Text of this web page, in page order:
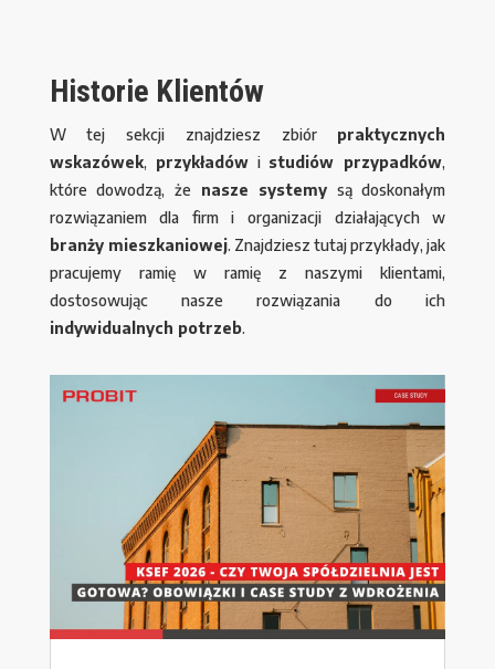
Historie Klientów
W tej sekcji znajdziesz zbiór praktycznych
wskazówek, przykładówi studiów przypadków,
które dowodzą, że nasze systemy są doskonałym
rozwiązaniem dla firm i organizacji działających w
branży mieszkaniowej. Znajdziesz tutaj przykłady, jak
pracujemy ramię w ramię z naszymi klientami,
dostosowując nasze rozwiązania do ich
indywidualnych potrzeb.